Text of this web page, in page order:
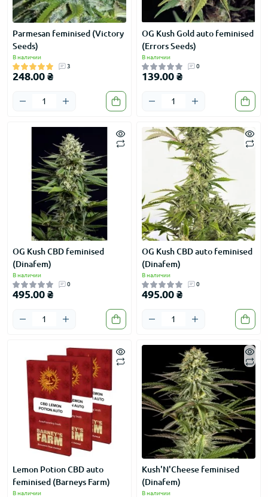
Parmesan feminised (Victory
Seeds)
В наличии
3
248.00 ₴
OG Kush Gold auto feminised
(Errors Seeds)
В наличии
0
139.00 ₴
OG Kush CBD feminised
(Dinafem)
В наличии
0
495.00 ₴
OG Kush CBD auto feminised
(Dinafem)
В наличии
0
495.00 ₴
Lemon Potion CBD auto
feminised (Barneys Farm)
В наличии
Kush'N'Cheese feminised
(Dinafem)
В наличии